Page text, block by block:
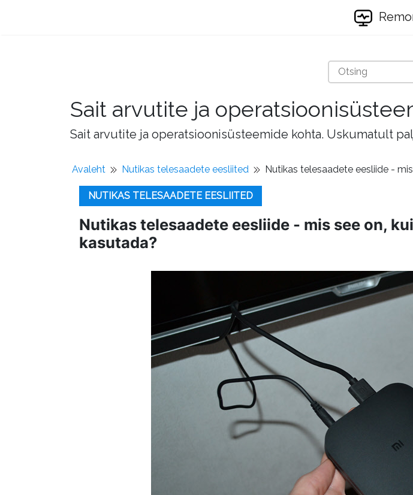
Sait arvutite ja
Sait arvutite ja operatsioonisüsteemide kohta. Uskumatult
Avaleht Nutikas telesaadete eesliited Nutikas telesaadete eesliide -
NUTIKAS TELESAADETE EESLIITED
Nutikas telesaadete eesliide - mis see on,
kasutada?